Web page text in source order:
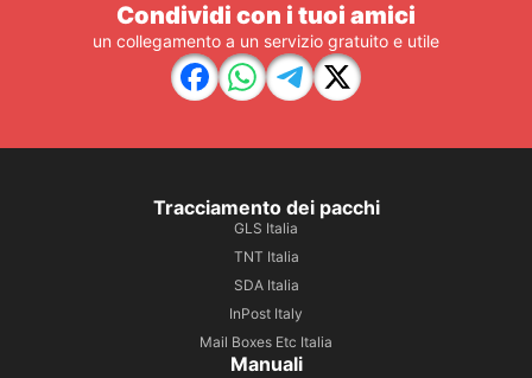
Condividi con i tuoi amici
un collegamento a un servizio gratuito e utile
Tracciamento dei pacchi
GLS Italia
TNT Italia
SDA Italia
InPost Italy
Mail Boxes Etc Italia
Manuali